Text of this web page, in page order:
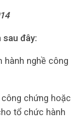
sau đây:
hành nghề công
chứng hoặc
tổ chức hành